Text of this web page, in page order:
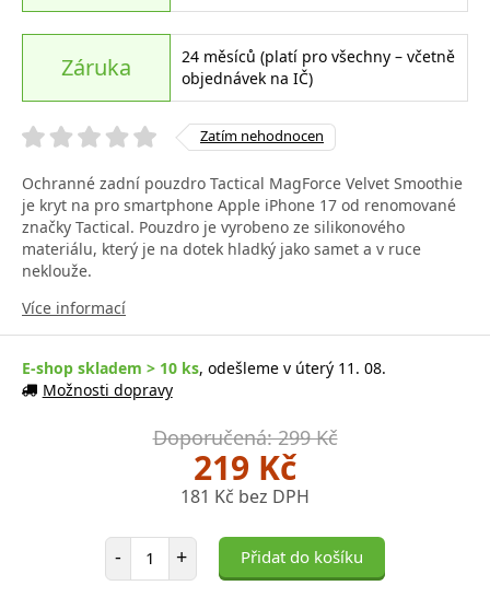
Záruka
24 měsíců (platí pro všechny – včetně
objednávek na IČ)
Zatím nehodnocen
Ochranné zadní pouzdro Tactical MagForce Velvet Smoothie
je kryt na pro smartphone Apple iPhone 17 od renomované
značky Tactical. Pouzdro je vyrobeno ze silikonového
materiálu, který je na dotek hladký jako samet a v ruce
neklouže.
Více informací
E-shop skladem > 10 ks, odešleme v úterý 11. 08.
Možnosti dopravy
Doporučená: 299 Kč
219 Kč
181 Kč bez DPH
- Počet položek
+ Přidat do košíku